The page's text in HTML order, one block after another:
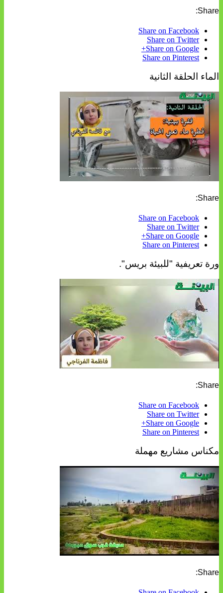
Share:
Share on Facebook
Share on Twitter
Share on Google+
Share on Pinterest
الماء الحلقة الثانية
Share:
Share on Facebook
Share on Twitter
Share on Google+
Share on Pinterest
ورة تعريفية "للبيئة بريس".
Share:
Share on Facebook
Share on Twitter
Share on Google+
Share on Pinterest
مكناس مشاريع مهملة
Share: